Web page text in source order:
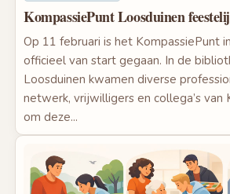
KompassiePunt Loosduinen
Op 11 februari is het KompassiePunt
officieel van start gegaan. In de
Loosduinen kwamen diverse
netwerk, vrijwilligers en collega’s van
om deze...